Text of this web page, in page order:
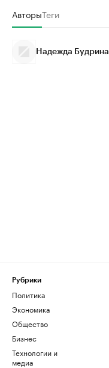
АвторыТеги
Надежда Будрина
Рубрики
Политика
Экономика
Общество
Бизнес
Технологии и
медиа